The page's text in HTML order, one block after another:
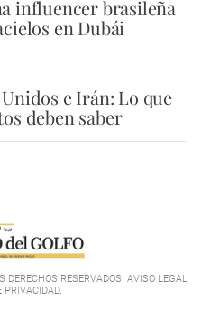
influencer brasileña
en Dubái
e Irán: Lo que
deben saber
DERECHOS RESERVADOS. AVISO LEGAL
PRIVACIDAD.